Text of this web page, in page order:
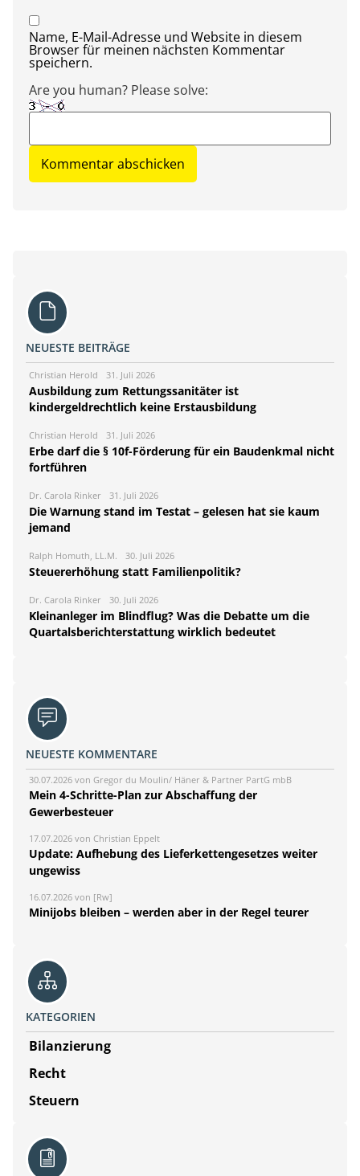
Name, E-Mail-Adresse und Website in diesem
Browser für meinen nächsten Kommentar
speichern.
Are you human? Please solve:
NEUESTE BEITRÄGE
Christian Herold 31. Juli 2026
Ausbildung zum Rettungssanitäter ist
kindergeldrechtlich keine Erstausbildung
Christian Herold 31. Juli 2026
Erbe darf die § 10f-Förderung für ein Baudenkmal nicht
fortführen
Dr. Carola Rinker 31. Juli 2026
Die Warnung stand im Testat – gelesen hat sie kaum
jemand
Ralph Homuth, LL.M. 30. Juli 2026
Steuererhöhung statt Familienpolitik?
Dr. Carola Rinker 30. Juli 2026
Kleinanleger im Blindflug? Was die Debatte um die
Quartalsberichterstattung wirklich bedeutet
NEUESTE KOMMENTARE
30.07.2026 von Gregor du Moulin/ Häner & Partner PartG mbB
Mein 4-Schritte-Plan zur Abschaffung der
Gewerbesteuer
17.07.2026 von Christian Eppelt
Update: Aufhebung des Lieferkettengesetzes weiter
ungewiss
16.07.2026 von [Rw]
Minijobs bleiben – werden aber in der Regel teurer
KATEGORIEN
Bilanzierung
Recht
Steuern